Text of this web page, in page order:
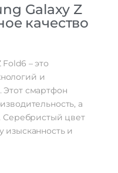
ГЛОНАСС
Galaxy Z
качество
– это
и
Этот смартфон
а
Серебристый цвет
изысканность и